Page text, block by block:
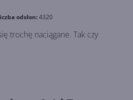
odsłon:4320
trochę naciągane. Tak czy